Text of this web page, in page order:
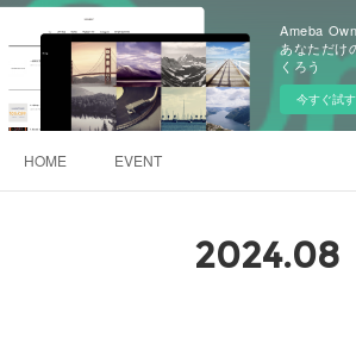
Ameba
あなただけ
くろう
今すぐ試す
HOME EVENT
2024.08